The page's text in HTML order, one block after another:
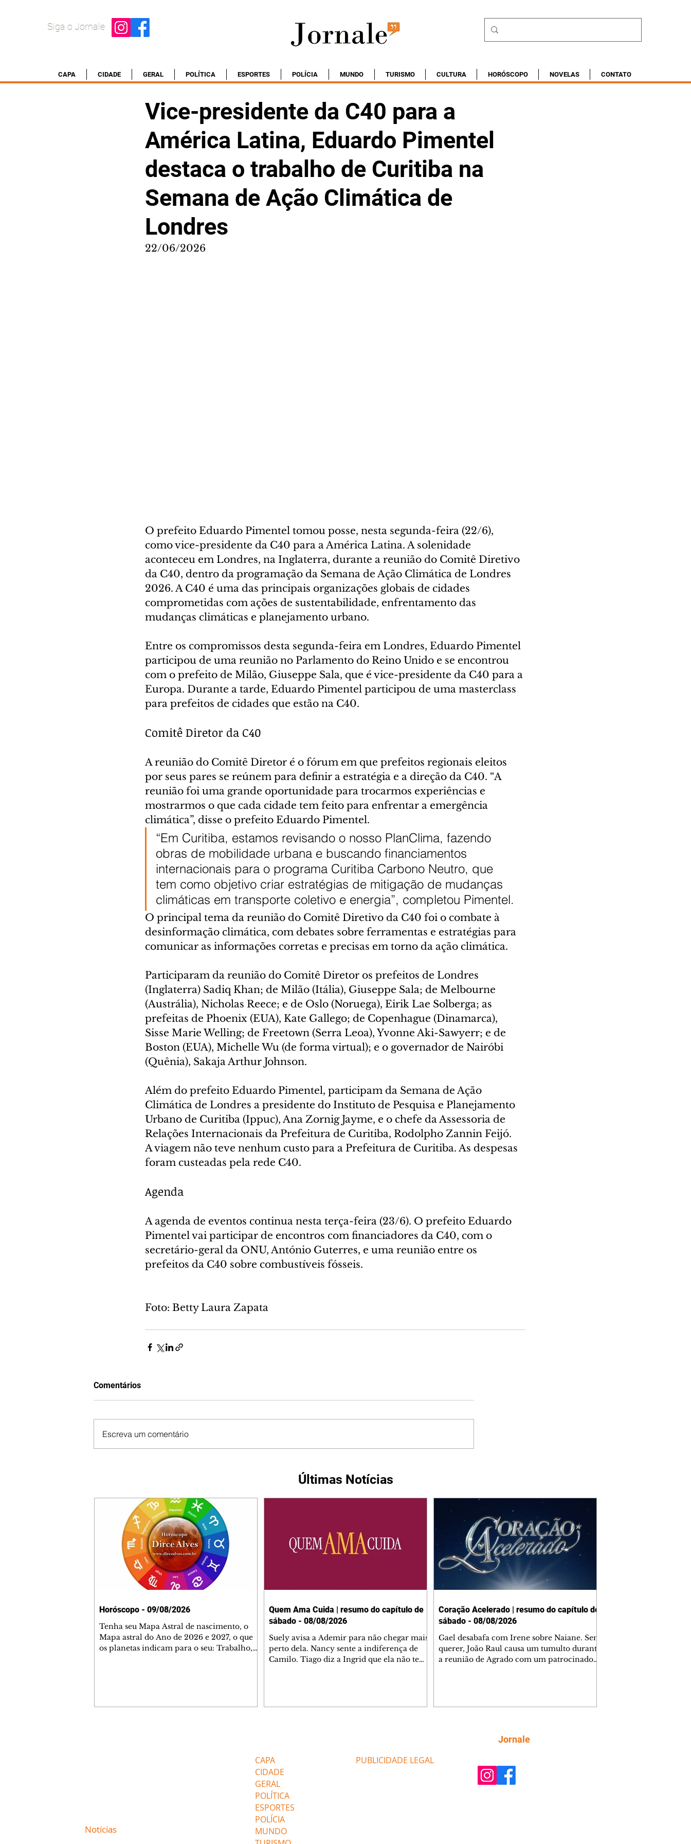
Siga o Jornale
CAPA CIDADE GERAL POLÍTICA ESPORTES POLÍCIA MUNDO TURISMO CULTURA HORÓSCOPO NOVELAS CONTATO
Vice-presidente da C40 para a
América Latina, Eduardo Pimentel
destaca o trabalho de Curitiba na
Semana de Ação Climática de
Londres
22/06/2026
O prefeito Eduardo Pimentel tomou posse, nesta segunda-feira (22/6),
como vice-presidente da C40 para a América Latina. A solenidade
aconteceu em Londres, na Inglaterra, durante a reunião do Comitê Diretivo
da C40, dentro da programação da Semana de Ação Climática de Londres
2026. A C40 é uma das principais organizações globais de cidades
comprometidas com ações de sustentabilidade, enfrentamento das
mudanças climáticas e planejamento urbano.
Entre os compromissos desta segunda-feira em Londres, Eduardo Pimentel
participou de uma reunião no Parlamento do Reino Unido e se encontrou
com o prefeito de Milão, Giuseppe Sala, que é vice-presidente da C40 para a
Europa. Durante a tarde, Eduardo Pimentel participou de uma masterclass
para prefeitos de cidades que estão na C40.
Comitê Diretor da C40
A reunião do Comitê Diretor é o fórum em que prefeitos regionais eleitos
por seus pares se reúnem para definir a estratégia e a direção da C40. “A
reunião foi uma grande oportunidade para trocarmos experiências e
mostrarmos o que cada cidade tem feito para enfrentar a emergência
climática”, disse o prefeito Eduardo Pimentel.
“Em Curitiba, estamos revisando o nosso PlanClima, fazendo
obras de mobilidade urbana e buscando financiamentos
internacionais para o programa Curitiba Carbono Neutro, que
tem como objetivo criar estratégias de mitigação de mudanças
climáticas em transporte coletivo e energia”, completou Pimentel.
O principal tema da reunião do Comitê Diretivo da C40 foi o combate à
desinformação climática, com debates sobre ferramentas e estratégias para
comunicar as informações corretas e precisas em torno da ação climática.
Participaram da reunião do Comitê Diretor os prefeitos de Londres
(Inglaterra) Sadiq Khan; de Milão (Itália), Giuseppe Sala; de Melbourne
(Austrália), Nicholas Reece; e de Oslo (Noruega), Eirik Lae Solberga; as
prefeitas de Phoenix (EUA), Kate Gallego; de Copenhague (Dinamarca),
Sisse Marie Welling; de Freetown (Serra Leoa), Yvonne Aki-Sawyerr; e de
Boston (EUA), Michelle Wu (de forma virtual); e o governador de Nairóbi
(Quênia), Sakaja Arthur Johnson.
Além do prefeito Eduardo Pimentel, participam da Semana de Ação
Climática de Londres a presidente do Instituto de Pesquisa e Planejamento
Urbano de Curitiba (Ippuc), Ana Zornig Jayme, e o chefe da Assessoria de
Relações Internacionais da Prefeitura de Curitiba, Rodolpho Zannin Feijó.
A viagem não teve nenhum custo para a Prefeitura de Curitiba. As despesas
foram custeadas pela rede C40.
Agenda
A agenda de eventos continua nesta terça-feira (23/6). O prefeito Eduardo
Pimentel vai participar de encontros com financiadores da C40, com o
secretário-geral da ONU, António Guterres, e uma reunião entre os
prefeitos da C40 sobre combustíveis fósseis.
Foto: Betty Laura Zapata
Comentários
Escreva um comentário
Últimas Notícias
Horóscopo - 09/08/2026
Tenha seu Mapa Astral de nascimento, o
Mapa astral do Ano de 2026 e 2027, o que
os planetas indicam para o seu: Trabalho,
Quem Ama Cuida | resumo do capítulo de
sábado - 08/08/2026
Suely avisa a Ademir para não chegar mais
perto dela. Nancy sente a indiferença de
Camilo. Tiago diz a Ingrid que ela não tem
que está feliz trabalhando no restaurante de
Nanc
Coração Acelerado | resumo do capítulo de
sábado - 08/08/2026
Gael desabafa com Irene sobre Naiane. Sem
querer, João Raul causa um tumulto durante
a reunião de Agrado com um patrocinador.
inventa para Agrado que não está
conseguindo conviver com seu sucesso, e
Notícias
CAPA
CIDADE
GERAL
POLÍTICA
ESPORTES
POLÍCIA
MUNDO
PUBLICIDADE LEGAL
Jornale